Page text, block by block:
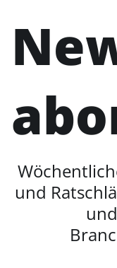
und